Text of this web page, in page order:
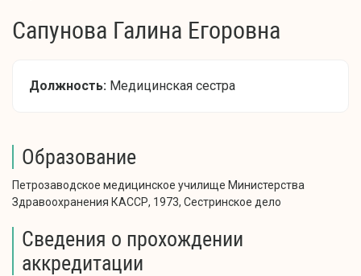
Сапунова Галина Егоровна
Должность: Медицинская сестра
Образование
Петрозаводское медицинское училище Министерства
Здравоохранения КАССР, 1973, Сестринское дело
Сведения о прохождении
аккредитации